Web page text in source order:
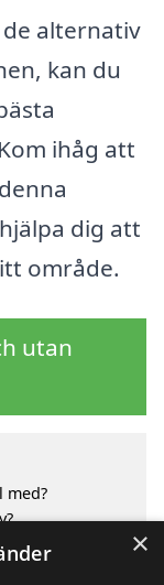
alternativ
kan du
ihåg att
dig att
område.
utan
med?
städerna
×